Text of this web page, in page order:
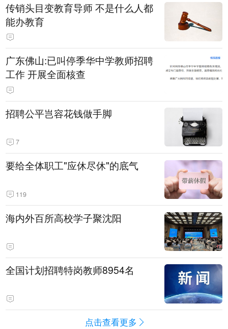
传销头目变教育导师 不是什么人都
能办教育
广东佛山:已叫停季华中学教师招聘
工作 开展全面核查
招聘公平岂容花钱做手脚
7
要给全体职工"应休尽休"的底气
119
海内外百所高校学子聚沈阳
全国计划招聘特岗教师8954名
点击查看更多